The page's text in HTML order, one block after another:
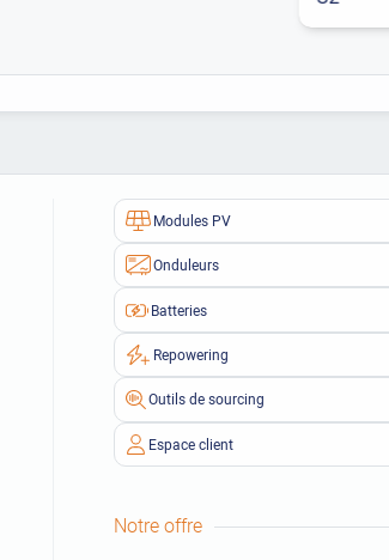
Modules PV
Onduleurs
Batteries
Repowering
Outils de sourcing
Espace client
Notre offre